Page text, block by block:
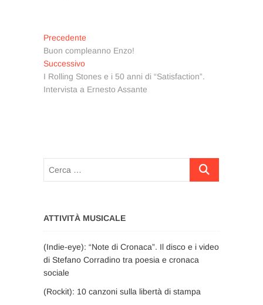
Navigazione
articoli
Precedente
precedente:
Buon compleanno Enzo!
SuccessivoArticolo
successivo:
I Rolling Stones e i 50 anni di “Satisfaction”.
Intervista a Ernesto Assante
Cerca
ATTIVITÀ MUSICALE
(Indie-eye): “Note di Cronaca”. Il disco e i video
di Stefano Corradino tra poesia e cronaca
sociale
(Rockit): 10 canzoni sulla libertà di stampa